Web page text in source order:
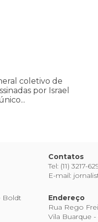
coletivo de
por Israel
Boldt
Contatos
Tel: (11) 3217-
E-mail:
Endereço
Rua Rego
Vila Buarque -